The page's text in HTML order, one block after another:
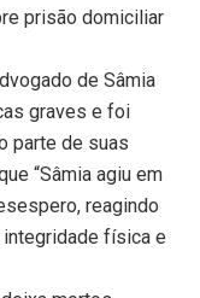
prisão domiciliar
de Sâmia
graves e foi
parte de suas
“Sâmia agiu em
reagindo
física e